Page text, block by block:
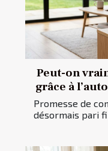
Peut-on
grâce à
Promesse de
désormais pari